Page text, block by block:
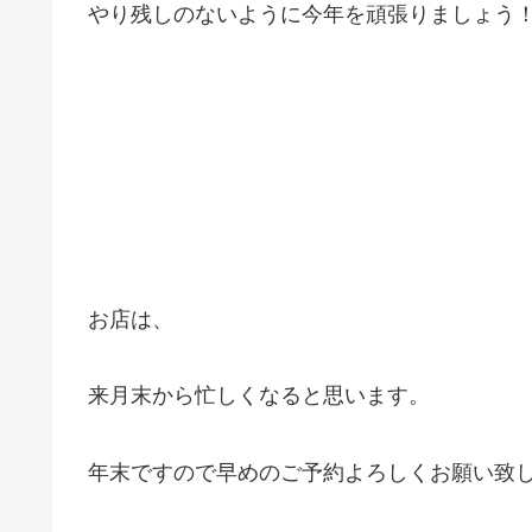
やり残しのないように今年を頑張りましょう！
お店は、
来月末から忙しくなると思います。
年末ですので早めのご予約よろしくお願い致し